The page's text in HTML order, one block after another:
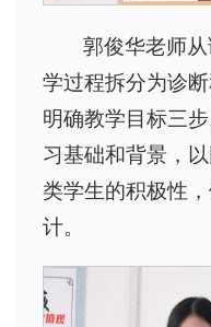
郭俊华老师
学过程拆分为诊
明确教学目标三
习基础和背景，
类学生的积极性
计。